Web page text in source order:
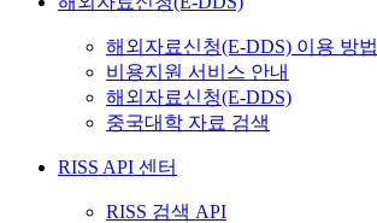
해외자료신청(E-DDS) 이용 방법
비용지원 서비스 안내
해외자료신청(E-DDS)
중국대학 자료 검색
RISS API 센터
RISS 검색 API